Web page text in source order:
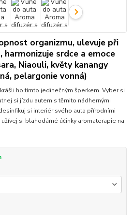
organizmu, ulevuje při
harmonizuje srdce a emoce
Niaouli, květy kanangy
pelargonie vonná)
ho tímto jedinečným šperkem. Vyber si
si jízdu autem s těmito nádhernými
si interiér svého auta přírodními
si blahodárné účinky aromaterapie na